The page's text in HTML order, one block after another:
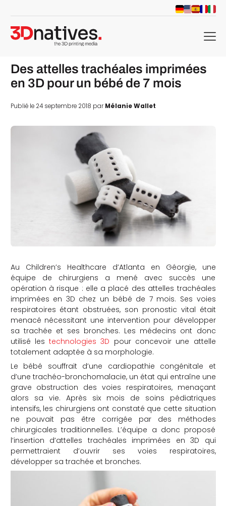
menu
Des attelles trachéales imprimées
en 3D pour un bébé de 7 mois
Publié le 24 septembre 2018 parMélanie Wallet
Au Children’s Healthcare d’Atlanta en Géorgie, une
équipe de chirurgiens a mené avec succès une
opération à risque : elle a placé des attelles trachéales
imprimées en 3D chez un bébé de 7 mois. Ses voies
respiratoires étant obstruées, son pronostic vital était
menacé nécessitant une intervention pour développer
sa trachée et ses bronches. Les médecins ont donc
utilisé lestechnologies 3D pour concevoir une attelle
totalement adaptée à sa morphologie.
Le bébé souffrait d’une cardiopathie congénitale et
d’une trachéo-bronchomalacie, un état qui entraîne une
grave obstruction des voies respiratoires, menaçant
alors sa vie. Après six mois de soins pédiatriques
intensifs, les chirurgiens ont constaté que cette situation
ne pouvait pas être corrigée par des méthodes
chirurgicales traditionnelles. L’équipe a donc proposé
l’insertion d’attelles trachéales imprimées en 3D qui
permettraient d’ouvrir ses voies respiratoires,
développer sa trachée et bronches.